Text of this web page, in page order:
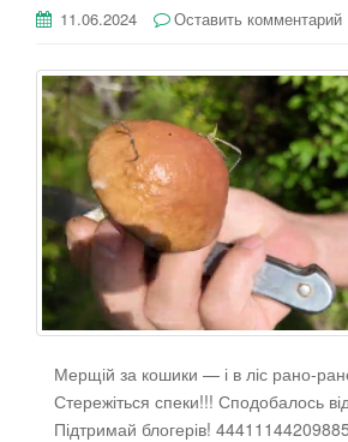
11.06.2024 Оставить комментарий
Мерщій за кошики — і в ліс рано-
Стережіться спеки!!! Сподобалось
Підтримай блогерів!